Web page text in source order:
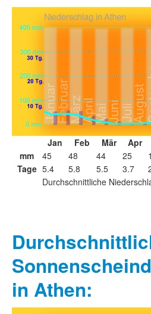
Jan Feb Mär Apr
Durchschnittliche
mm 45 48 44 25
Tage 5.4 5.8 5.5 3.7
in Athen: